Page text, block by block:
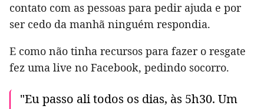
contato com as pessoas para pedir ajuda e por
ser cedo da manhã ninguém respondia.
E como não tinha recursos para fazer o resgate
fez uma live no Facebook, pedindo socorro.
"Eu passo ali todos os dias, às 5h30. Um